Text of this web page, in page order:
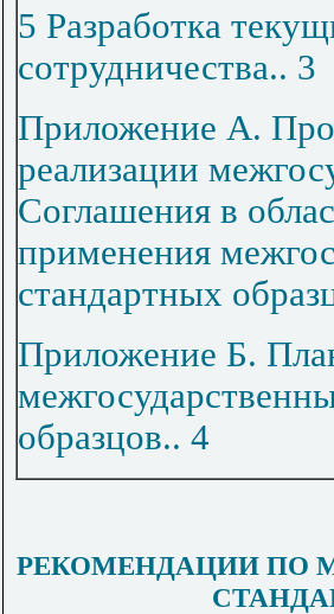
5 Разработка
сотрудничества.. 3
Приложение А.
реализации
Соглашения в
применения
стандартных
Приложение Б.
образцов.. 4
РЕКОМЕНДАЦИИ ПО